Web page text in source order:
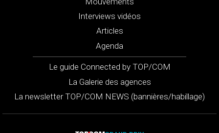
Interviews vidéos
Articles
Agenda
Le guide Connected by TOP/COM
La Galerie des agences
La newsletter TOP/COM NEWS (bannières/habillage)